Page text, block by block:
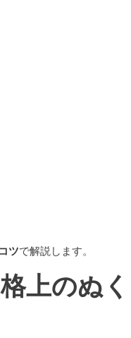
ツで解説します。
上のぬく